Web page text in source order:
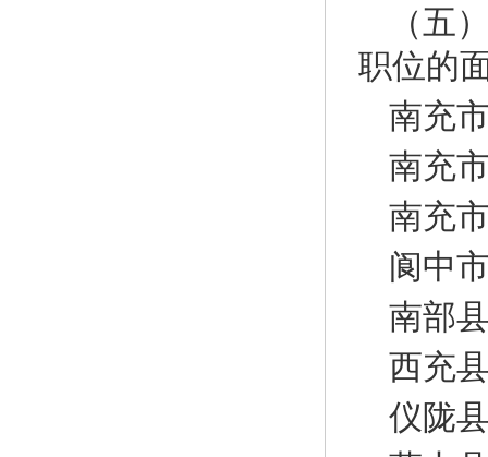
（五
职位的
南充
南充
南充
阆中
南部
西充
仪陇